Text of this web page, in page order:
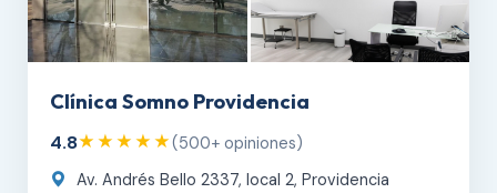
Clínica Somno Providencia
4.8★★★★★(500+ opiniones)
Av. Andrés Bello 2337, local 2, Providencia